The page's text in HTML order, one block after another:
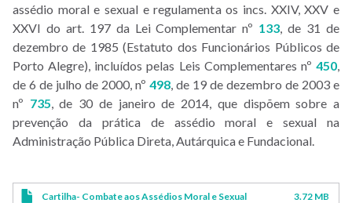
assédio moral e sexual e regulamenta os incs. XXIV, XXV e
XXVI do art. 197 da Lei Complementar nº 133, de 31 de
dezembro de 1985 (Estatuto dos Funcionários Públicos de
Porto Alegre), incluídos pelas Leis Complementares nº 450,
de 6 de julho de 2000, nº 498, de 19 de dezembro de 2003 e
nº 735, de 30 de janeiro de 2014, que dispõem sobre a
prevenção da prática de assédio moral e sexual na
Administração Pública Direta, Autárquica e Fundacional.
Cartilha- Combate aos Assédios Moral e Sexual 3.72 MB